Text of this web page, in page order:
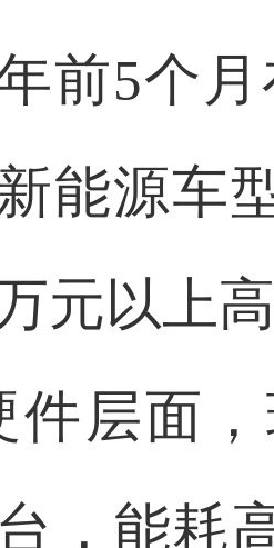
前5个
能源车
元以上
件层面
，能耗